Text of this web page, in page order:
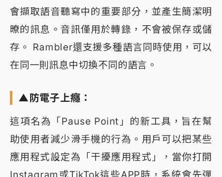
會擷取語音聽寫中的重要部分，並產生簡潔明
暸的訊息。音訊僅用於轉錄，不會被保存或儲
存。 Rambler還支援多種語言同時使用，可以
在同一則訊息中切換不同的語言。
▲防電子上癮：
這項名為「Pause Point」的新工具，旨在幫
助使用者減少滑手機的行為。用戶可以把某些
應用程式設定為「干擾應用程式」，當你打開
Instagram或TikTok這些APP時，系統會先彈